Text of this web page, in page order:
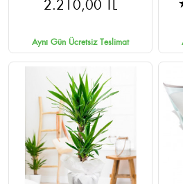
2.210,00 TL
Aynı Gün Ücretsiz Teslimat